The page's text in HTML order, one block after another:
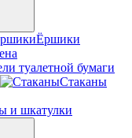
Ёршики
туалетной бумаги
Стаканы
и шкатулки